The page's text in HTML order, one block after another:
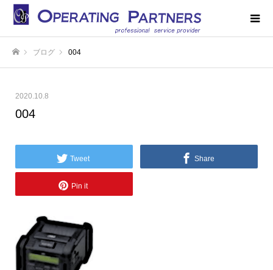
ブログ 004
2020.10.8
004
Tweet Share
Pin it